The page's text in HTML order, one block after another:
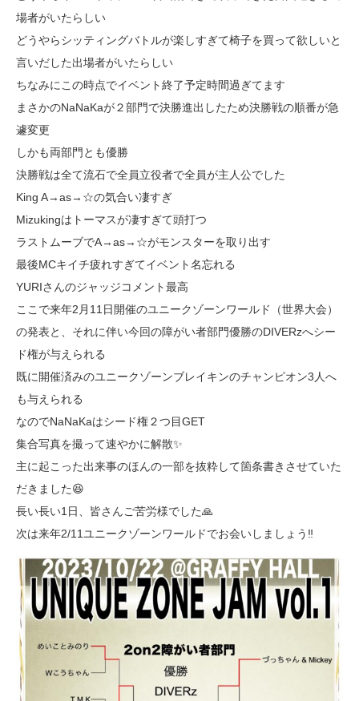
場者がいたらしい
どうやらシッティングバトルが楽しすぎて椅子を買って欲しいと
言いだした出場者がいたらしい
ちなみにこの時点でイベント終了予定時間過ぎてます
まさかのNaNaKaが２部門で決勝進出したため決勝戦の順番が急
遽変更
しかも両部門とも優勝
決勝戦は全て流石で全員立役者で全員が主人公でした
King A→as→☆の気合い凄すぎ
Mizukingはトーマスが凄すぎて頭打つ
ラストムーブでA→as→☆がモンスターを取り出す
最後MCキイチ疲れすぎてイベント名忘れる
YURIさんのジャッジコメント最高
ここで来年2月11日開催のユニークゾーンワールド（世界大会）
の発表と、それに伴い今回の障がい者部門優勝のDIVERzへシー
ド権が与えられる
既に開催済みのユニークゾーンブレイキンのチャンピオン3人へ
も与えられる
なのでNaNaKaはシード権２つ目GET
集合写真を撮って速やかに解散✨
主に起こった出来事のほんの一部を抜粋して箇条書きさせていた
だきました😆
長い長い1日、皆さんご苦労様でした🙏
次は来年2/11ユニークゾーンワールドでお会いしましょう‼